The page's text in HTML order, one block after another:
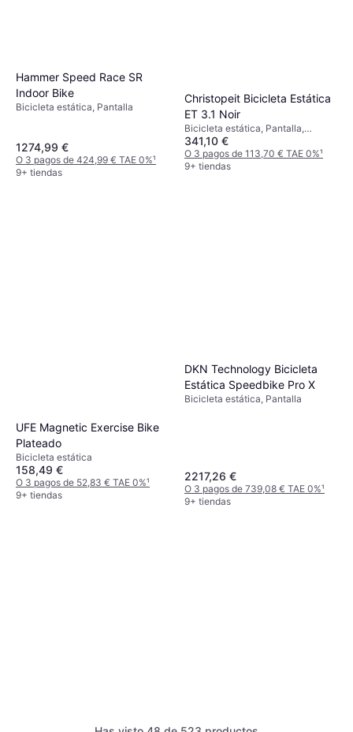
Hammer Speed Race SR
Indoor Bike
Bicicleta estática, Pantalla
1274,99 €
O 3 pagos de 424,99 € TAE 0%¹
9+ tiendas
Christopeit Bicicleta Estática
ET 3.1 Noir
Bicicleta estática, Pantalla,
Ergómetro
341,10 €
O 3 pagos de 113,70 € TAE 0%¹
9+ tiendas
UFE Magnetic Exercise Bike
Plateado
Bicicleta estática
158,49 €
O 3 pagos de 52,83 € TAE 0%¹
9+ tiendas
DKN Technology Bicicleta
Estática Speedbike Pro X
Bicicleta estática, Pantalla
2217,26 €
O 3 pagos de 739,08 € TAE 0%¹
9+ tiendas